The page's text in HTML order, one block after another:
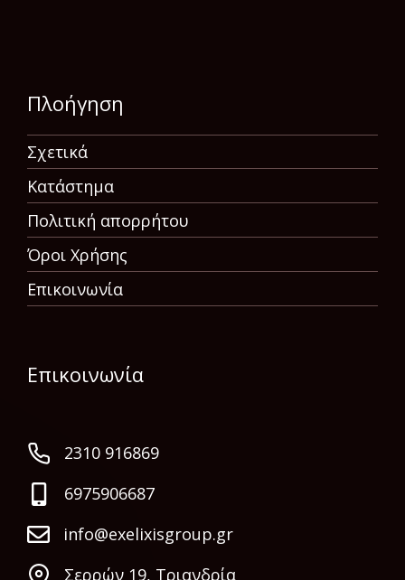
Πλοήγηση
Σχετικά
Κατάστημα
Πολιτική απορρήτου
Όροι Χρήσης
Επικοινωνία
Επικοινωνία
2310 916869
6975906687
info@exelixisgroup.gr
Σερρών 19, Τριανδρία